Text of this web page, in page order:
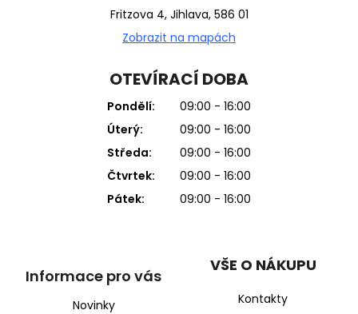
Fritzova 4, Jihlava, 586 01
Zobrazit na mapách
OTEVÍRACÍ DOBA
Pondělí:
09:00 - 16:00
Úterý:
09:00 - 16:00
Středa:
09:00 - 16:00
Čtvrtek:
09:00 - 16:00
Pátek:
09:00 - 16:00
Informace pro vás
Novinky
VŠE O NÁKUPU
Kontakty